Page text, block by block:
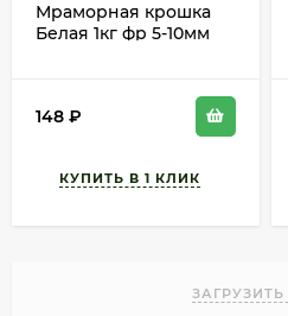
Мраморная крошка
Белая 1кг фр 5-10мм
148 ₽